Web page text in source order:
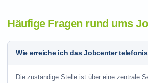
Häufige Fragen rund ums
Wie erreiche ich das Jobcenter
Die zuständige Stelle ist über eine zentrale